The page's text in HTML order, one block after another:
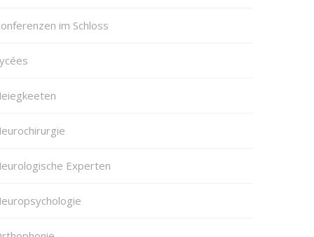
im Schloss
Experten